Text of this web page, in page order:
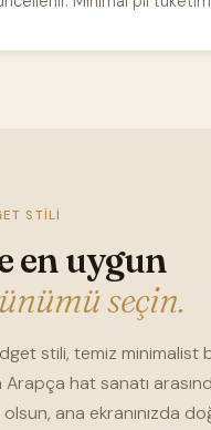
STILI
en uygun
seçin.
stili, temiz minimalist
Arapça hat sanatı
ana ekranınızda